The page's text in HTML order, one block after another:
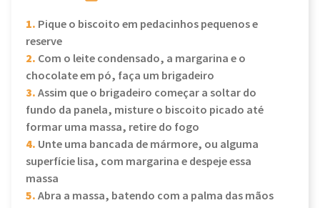
1. Pique o biscoito em pedacinhos pequenos e
reserve
2. Com o leite condensado, a margarina e o
chocolate em pó, faça um brigadeiro
3.Assim que o brigadeiro começar a soltar do
fundo da panela, misture o biscoito picado até
formar uma massa, retire do fogo
4. Unte uma bancada de mármore, ou alguma
superfície lisa, com margarina e despeje essa
massa
5.Abra a massa, batendo com a palma das mãos